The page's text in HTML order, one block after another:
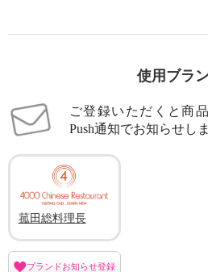
× 商品紹介
使用ブラ
ご登録いただくと商
Push通知でお知らせしま
菰田総料理長
ブランドお知らせ登録